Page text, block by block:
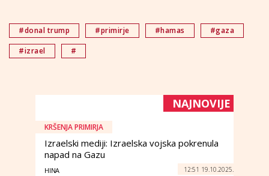
#donal trump #primirje #hamas
#gaza
#izrael
#
NAJNOVIJE
KRŠENJA PRIMIRJA
Izraelski mediji: Izraelska vojska pokrenula
napad na Gazu
HINA 12:51 19.10.2025.